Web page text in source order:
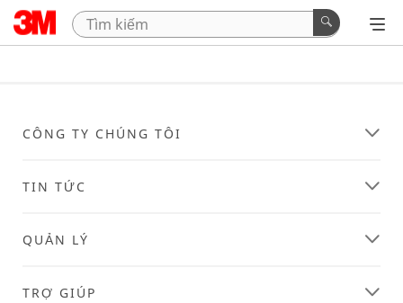
CÔNG TY CHÚNG TÔI
TIN TỨC
QUẢN LÝ
TRỢ GIÚP